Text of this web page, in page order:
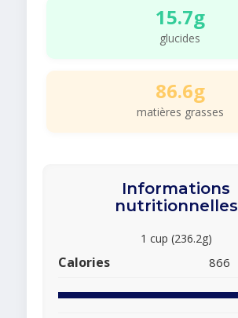
15.7g
glucides
86.6g
matières grasses
Informations
nutritionnelles
1 cup (236.2g)
Calories 866